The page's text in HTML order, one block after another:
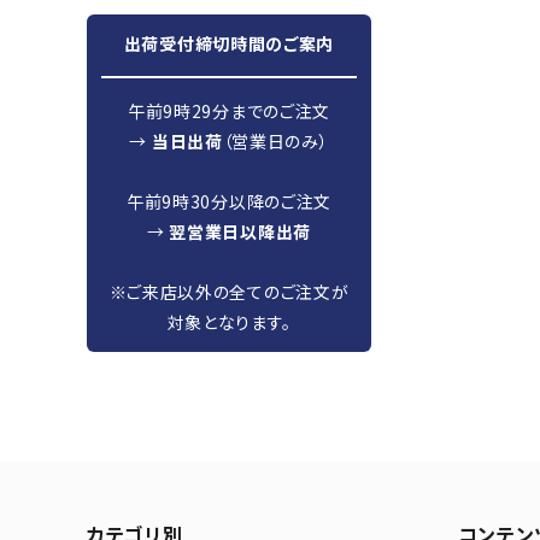
出荷受付締切時間のご案内
午前9時29分までのご注文
→ 当日出荷 （営業日のみ）
午前9時30分以降のご注文
→翌営業日以降出荷
※ご来店以外の全てのご注文が
対象となります。
カテゴリ別 コンテン